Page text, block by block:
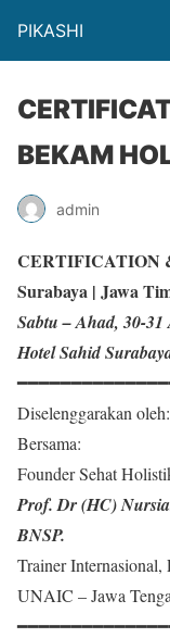
PIKASHI
BEKAM
admin
CERTIFICATION
Surabaya | Jawa
Sabtu – Ahad, 30-31
Hotel Sahid
Diselenggarakan
Bersama:
Founder Sehat
Prof. Dr (HC)
BNSP.
Trainer
UNAIC – Jawa